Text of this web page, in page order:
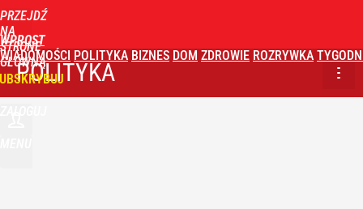
PRZEJDŹ
NA
STRONĘ
GŁÓWNĄ
WPROST
WIADOMOŚCI POLITYKA BIZNES DOM ZDROWIE ROZRYWKA
POLITYKA